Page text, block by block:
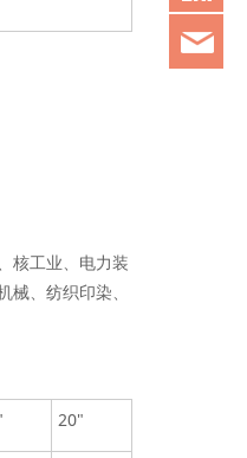
核工业、电力装
、纺织印染、
20"